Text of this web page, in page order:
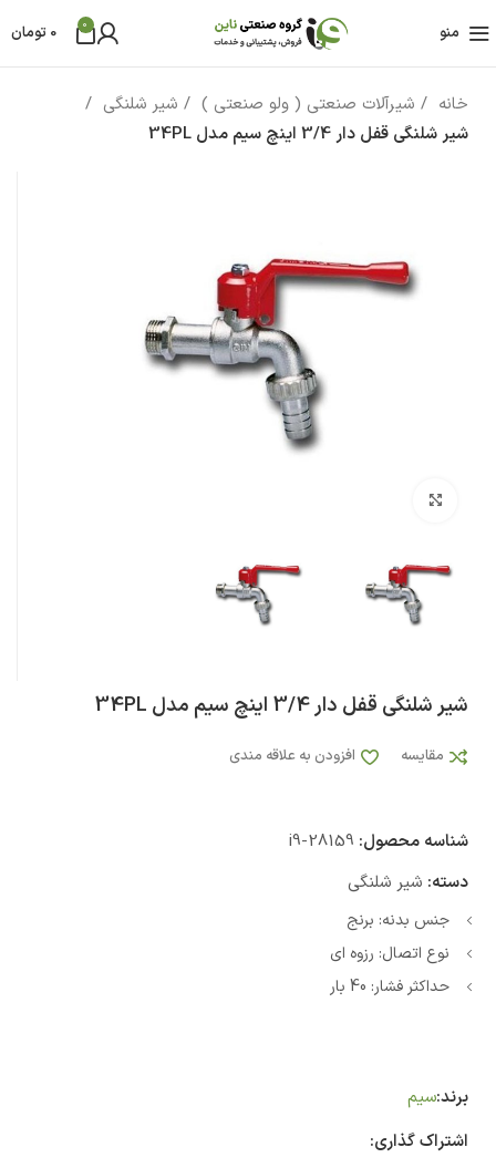
منو 0
0 تومان
خانه شیرآلات صنعتی ( ولو صنعتی )
شیر شلنگی
شیر شلنگی قفل دار 3/4 اینچ سیم مدل 34PL
شیر شلنگی قفل دار 3/4 اینچ سیم مدل 34PL
مقایسه افزودن به علاقه مندی
شناسه محصول: i9-28159
دسته: شیر شلنگی
جنس بدنه: برنج
نوع اتصال: رزوه ای
حداکثر فشار: 40 بار
برند:سیم
اشتراک گذاری: